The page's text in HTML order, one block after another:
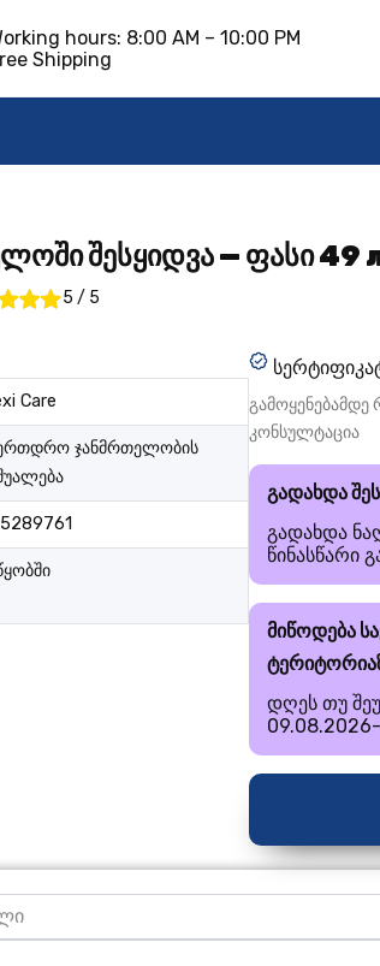
hours: 8:00 AM – 10:00 PM
Shipping
შესყიდვა — ფასი 49
5 / 5
Care
ჯანმრთელობის
გამოყენებამდე
კონსულტაცია
გადახდა
გადახდა
წინასწარი
მიწოდება
დღეს თუ